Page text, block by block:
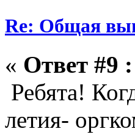
Re: Общая
« Ответ #9 :
Ребята!
летия-